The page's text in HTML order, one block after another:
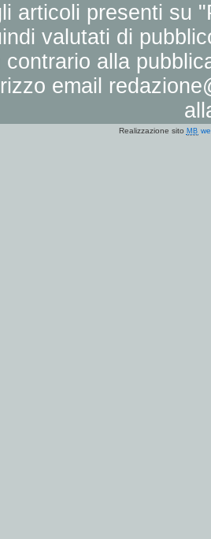
articoli presenti su
valutati di
contrario alla
email
Realizzazione sito MB